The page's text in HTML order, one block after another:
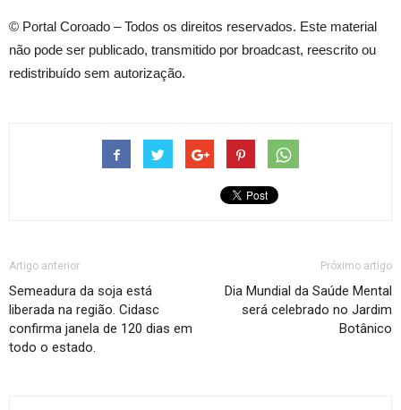
© Portal Coroado – Todos os direitos reservados. Este material
não pode ser publicado, transmitido por broadcast, reescrito ou
redistribuído sem autorização.
Artigo anterior
Semeadura da soja está
liberada na região. Cidasc
confirma janela de 120 dias em
todo o estado.
Próximo artigo
Dia Mundial da Saúde Mental
será celebrado no Jardim
Botânico